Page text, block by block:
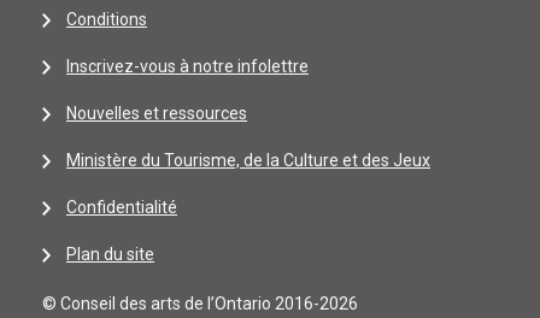
Conditions
Inscrivez-vous à notre infolettre
Nouvelles et ressources
Ministère du Tourisme, de la Culture et des Jeux
Confidentialité
Plan du site
© Conseil des arts de l’Ontario 2016-2026